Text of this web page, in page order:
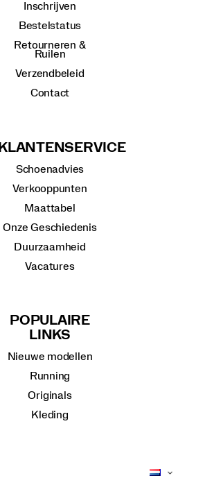
Inschrijven
Bestelstatus
Retourneren &
Ruilen
Verzendbeleid
Contact
KLANTENSERVICE
Schoenadvies
Verkooppunten
Maattabel
Onze Geschiedenis
Duurzaamheid
Vacatures
POPULAIRE
LINKS
Nieuwe modellen
Running
Originals
Kleding